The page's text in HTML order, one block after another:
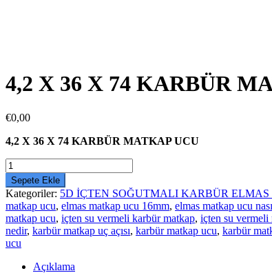
4,2 X 36 X 74 KARBÜR
€0,00
4,2 X 36 X 74 KARBÜR MATKAP UCU
4,2
X
36
X
74
KARBÜR
MATKAP
UCU
adet
Sepete Ekle
Kategoriler: 5D İÇTEN SOĞUTMALI KARBÜR
matkap ucu, elmas matkap ucu 16mm, elmas matkap ucu
matkap ucu, içten su vermeli karbür matkap, içten su vermeli
nedir, karbür matkap uç açısı, karbür matkap ucu, karbür
ucu
Açıklama